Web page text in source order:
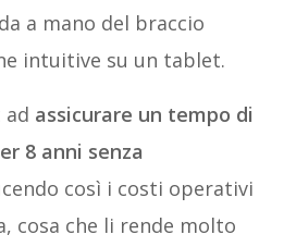
a mano del braccio
intuitive su un tablet.
ad assicurare un tempo di
8 anni senza
così i costi operativi
cosa che li rende molto